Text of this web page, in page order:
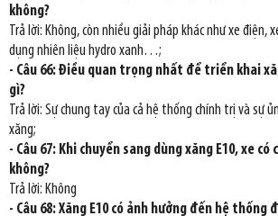
không?
Trả lời: Không, còn nhiều giải pháp khác như xe điện,
dụng nhiên liệu hydro xanh…;
- Câu 66: Điều quan trọng nhất để triển khai
gì?
Trả lời: Sự chung tay của cả hệ thống chính trị và sự
xăng;
- Câu 67: Khi chuyển sang dùng xăng E10, xe có
không?
Trả lời: Không
- Câu 68: Xăng E10 có ảnh hưởng đến hệ thống